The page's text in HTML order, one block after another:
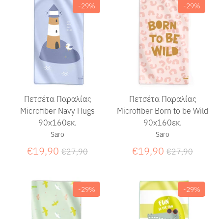
Πετσέτα Παραλίας
Microfiber Navy Hugs
90x160εκ.
Saro
€19,90 Κανονική
€27,90
-29%
Πετσέτα Παραλίας
Microfiber Born to be Wild
90x160εκ.
Saro
€19,90 Κανονική
€27,90
-29%
-29% -29%